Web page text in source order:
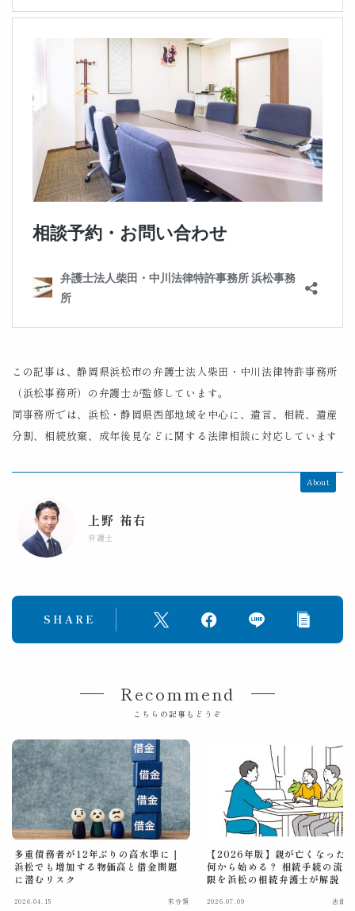
この記事は、静岡県浜松市の弁護士法人柴田・中川法律特許事務所
（浜松事務所）の弁護士が監修しています。
同事務所では、浜松・静岡県西部地域を中心に、遺言、相続、遺産
分割、相続放棄、成年後見などに関する法律相談に対応しています
About
上野 祐右
弁護士
SHARE
Recommend
こちらの記事もどうぞ
多重債務者が12年ぶりの高水準に｜
浜松でも増加する物価高と借金問題
に潜むリスク
2026.04.15 未分類
【2026年版】親が亡くなった
何から始める？ 相続手続の流
限を浜松の相続弁護士が解説
2026.07.09 法律